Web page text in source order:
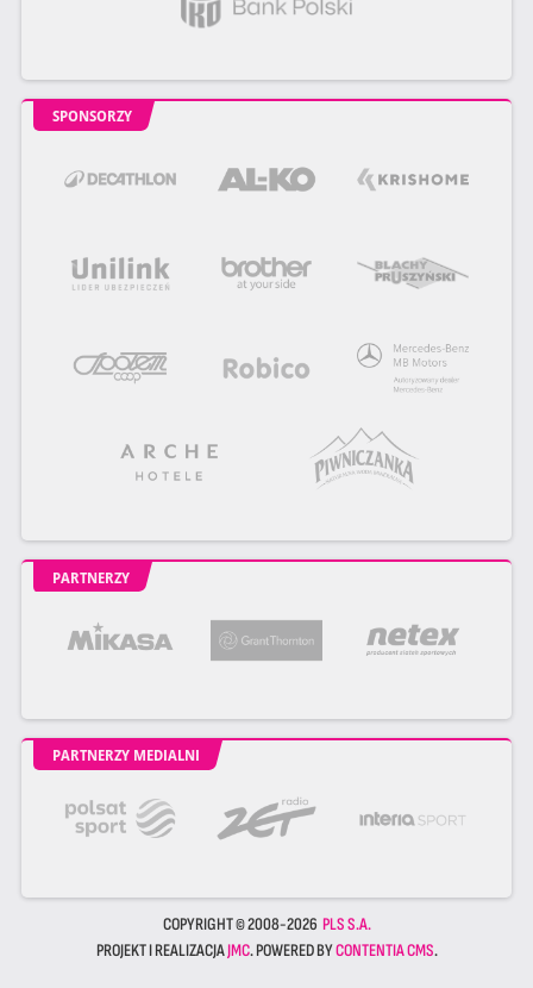
SPONSORZY
PARTNERZY
PARTNERZY MEDIALNI
COPYRIGHT © 2008-2026 PLS S.A.
PROJEKT I REALIZACJAJMC. POWERED BYCONTENTIA CMS.